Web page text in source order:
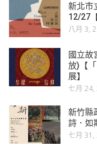
新北市
12/27
八月 3,
國立
放)【
展】
七月
新竹縣
詩．如
七月